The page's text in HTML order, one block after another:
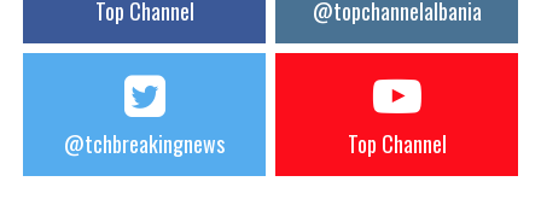
Top Channel @topchannelalbania
@tchbreakingnews Top Channel